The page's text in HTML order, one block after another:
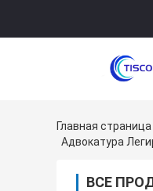
Главная страница
Адвокатура
ВСЕ